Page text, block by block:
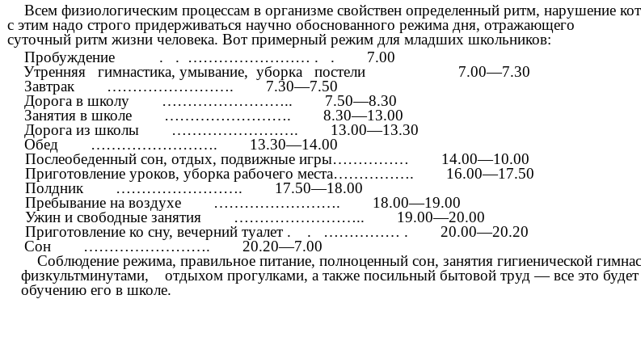
Всем физиологическим процессам в организме свойствен определенный ритм, нарушение
с этим надо строго придерживаться научно обоснованного режима дня, отражающего
суточный ритм жизни человека. Вот примерный режим для младших школьников:
Пробуждение . . …………………… . .
7.00
Утренняя гимнастика, умывание, уборка постели
7.00—7.30
Завтрак …………………….
7.30—7.50
Дорога в школу ……………………..
7.50—8.30
Занятия в школе …………………….
8.30—13.00
Дорога из школы …………………….
13.00—13.30
Обед …………………….
13.30—14.00
Послеобеденный сон, отдых, подвижные игры……………
14.00—10.00
Приготовление уроков, уборка рабочего места…………….
16.00—17.50
Полдник …………………….
17.50—18.00
Пребывание на воздухе …………………….
18.00—19.00
Ужин и свободные занятия ……………………..
19.00—20.00
Приготовление ко сну, вечерний туалет . . …………… .
20.00—20.20
Сон …………………….
20.20—7.00
Соблюдение режима, правильное питание, полноценный сон, занятия гигиенической
физкультминутами, отдыхом прогулками, а также посильный бытовой труд — все это
обучению его в школе.